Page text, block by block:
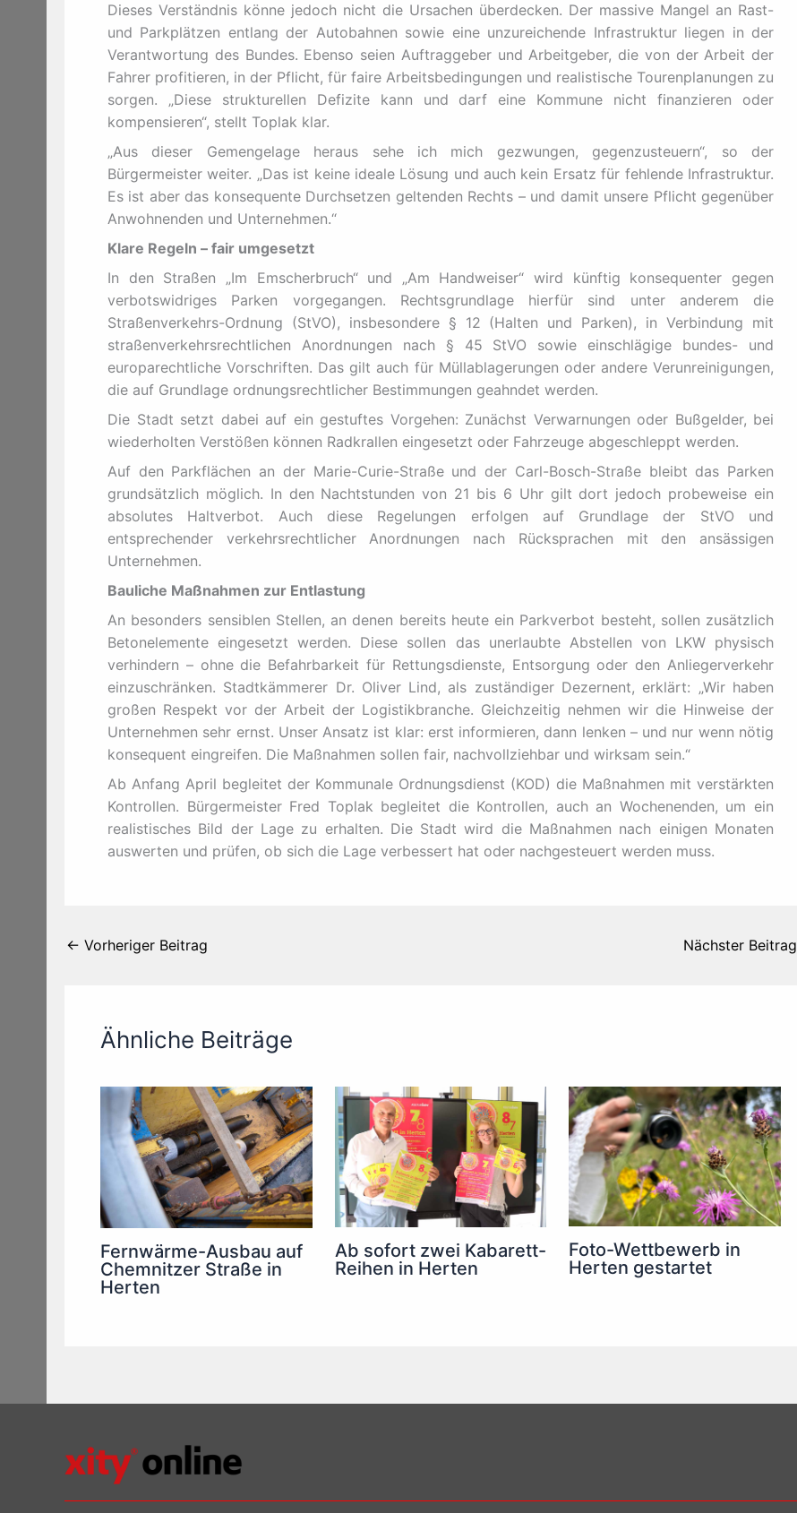
Dieses Verständnis könne jedoch nicht die Ursachen überdecken. Der massive Mangel an Rast-
und Parkplätzen entlang der Autobahnen sowie eine unzureichende Infrastruktur liegen in der
Verantwortung des Bundes. Ebenso seien Auftraggeber und Arbeitgeber, die von der Arbeit der
Fahrer profitieren, in der Pflicht, für faire Arbeitsbedingungen und realistische Tourenplanungen zu
sorgen. „Diese strukturellen Defizite kann und darf eine Kommune nicht finanzieren oder
kompensieren“, stellt Toplak klar.
„Aus dieser Gemengelage heraus sehe ich mich gezwungen, gegenzusteuern“, so der
Bürgermeister weiter. „Das ist keine ideale Lösung und auch kein Ersatz für fehlende Infrastruktur.
Es ist aber das konsequente Durchsetzen geltenden Rechts – und damit unsere Pflicht gegenüber
Anwohnenden und Unternehmen.“
Klare Regeln – fair umgesetzt
In den Straßen „Im Emscherbruch“ und „Am Handweiser“ wird künftig konsequenter gegen
verbotswidriges Parken vorgegangen. Rechtsgrundlage hierfür sind unter anderem die
Straßenverkehrs-Ordnung (StVO), insbesondere § 12 (Halten und Parken), in Verbindung mit
straßenverkehrsrechtlichen Anordnungen nach § 45 StVO sowie einschlägige bundes- und
europarechtliche Vorschriften. Das gilt auch für Müllablagerungen oder andere Verunreinigungen,
die auf Grundlage ordnungsrechtlicher Bestimmungen geahndet werden.
Die Stadt setzt dabei auf ein gestuftes Vorgehen: Zunächst Verwarnungen oder Bußgelder, bei
wiederholten Verstößen können Radkrallen eingesetzt oder Fahrzeuge abgeschleppt werden.
Auf den Parkflächen an der Marie-Curie-Straße und der Carl-Bosch-Straße bleibt das Parken
grundsätzlich möglich. In den Nachtstunden von 21 bis 6 Uhr gilt dort jedoch probeweise ein
absolutes Haltverbot. Auch diese Regelungen erfolgen auf Grundlage der StVO und
entsprechender verkehrsrechtlicher Anordnungen nach Rücksprachen mit den ansässigen
Unternehmen.
Bauliche Maßnahmen zur Entlastung
An besonders sensiblen Stellen, an denen bereits heute ein Parkverbot besteht, sollen zusätzlich
Betonelemente eingesetzt werden. Diese sollen das unerlaubte Abstellen von LKW physisch
verhindern – ohne die Befahrbarkeit für Rettungsdienste, Entsorgung oder den Anliegerverkehr
einzuschränken. Stadtkämmerer Dr. Oliver Lind, als zuständiger Dezernent, erklärt: „Wir haben
großen Respekt vor der Arbeit der Logistikbranche. Gleichzeitig nehmen wir die Hinweise der
Unternehmen sehr ernst. Unser Ansatz ist klar: erst informieren, dann lenken – und nur wenn nötig
konsequent eingreifen. Die Maßnahmen sollen fair, nachvollziehbar und wirksam sein.“
Ab Anfang April begleitet der Kommunale Ordnungsdienst (KOD) die Maßnahmen mit verstärkten
Kontrollen. Bürgermeister Fred Toplak begleitet die Kontrollen, auch an Wochenenden, um ein
realistisches Bild der Lage zu erhalten. Die Stadt wird die Maßnahmen nach einigen Monaten
auswerten und prüfen, ob sich die Lage verbessert hat oder nachgesteuert werden muss.
← Vorheriger Beitrag Nächster Beitrag
Ähnliche Beiträge
Fernwärme-Ausbau auf
Chemnitzer Straße in
Herten
Ab sofort zwei Kabarett-
Reihen in Herten
Foto-Wettbewerb in
Herten gestartet